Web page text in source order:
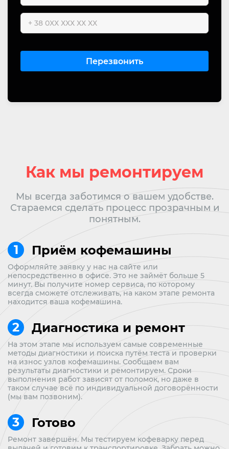
Как мы ремонтируем
Мы всегда заботимся о вашем удобстве.
Стараемся сделать процесс прозрачным и
понятным.
Приём кофемашины
Оформляйте заявку у нас на сайте или
непосредственно в офисе. Это не займёт больше 5
минут. Вы получите номер сервиса, по которому
всегда сможете отслеживать, на каком этапе ремонта
находится ваша кофемашина.
Диагностика и ремонт
На этом этапе мы используем самые современные
методы диагностики и поиска путём теста и проверки
на износ узлов кофемашины. Сообщаем вам
результаты диагностики и ремонтируем. Сроки
выполнения работ зависят от поломок, но даже в
таком случае всё по индивидуальной договорённости
(мы вам позвоним).
Готово
Ремонт завершён. Мы тестируем кофеварку перед